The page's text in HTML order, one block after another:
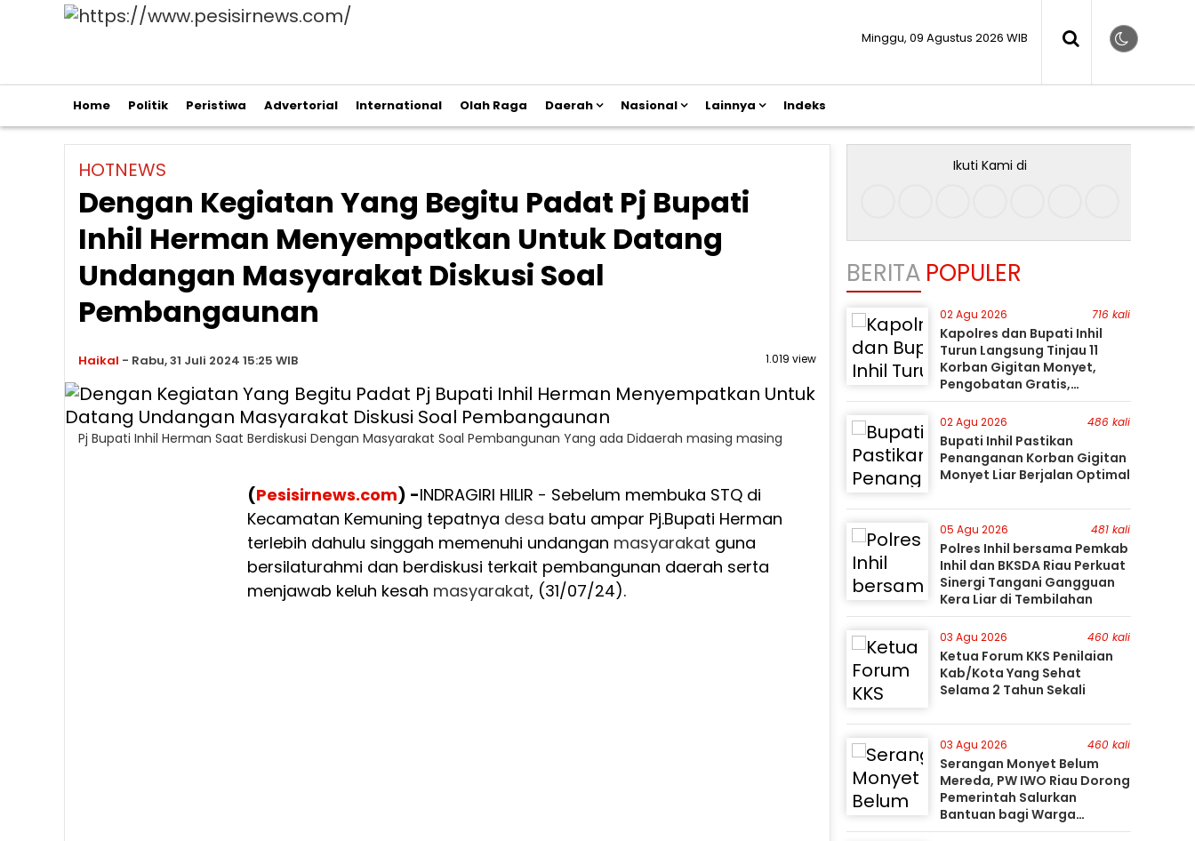
Minggu, 09 Agustus 2026 WIB
Home Politik Peristiwa Advertorial International Olah Raga Daerah Nasional Lainnya Indeks
HOTNEWS
Dengan Kegiatan Yang Begitu Padat Pj Bupati
Inhil Herman Menyempatkan Untuk Datang
Undangan Masyarakat Diskusi Soal
Pembangaunan
Haikal - Rabu, 31 Juli 2024 15:25 WIB 1.019 view
Pj Bupati Inhil Herman Saat Berdiskusi Dengan Masyarakat Soal Pembangunan Yang ada Didaerah masing masing
(Pesisirnews.com) -INDRAGIRI HILIR - Sebelum membuka STQ di
Kecamatan Kemuning tepatnya desa batu ampar Pj.Bupati Herman
terlebih dahulu singgah memenuhi undangan masyarakat guna
bersilaturahmi dan berdiskusi terkait pembangunan daerah serta
menjawab keluh kesah masyarakat, (31/07/24).
Ikuti Kami di
BERITA POPULER
02 Agu 2026 716 kali
Kapolres dan Bupati Inhil
Turun Langsung Tinjau 11
Korban Gigitan Monyet,
Pengobatan Gratis,
Perburuan Terus Berlanjut
02 Agu 2026 486 kali
Bupati Inhil Pastikan
Penanganan Korban Gigitan
Monyet Liar Berjalan Optimal
05 Agu 2026 481 kali
Polres Inhil bersama Pemkab
Inhil dan BKSDA Riau Perkuat
Sinergi Tangani Gangguan
Kera Liar di Tembilahan
03 Agu 2026 460 kali
Ketua Forum KKS Penilaian
Kab/Kota Yang Sehat
Selama 2 Tahun Sekali
03 Agu 2026 460 kali
Serangan Monyet Belum
Mereda, PW IWO Riau Dorong
Pemerintah Salurkan
Bantuan bagi Warga
Terdampak